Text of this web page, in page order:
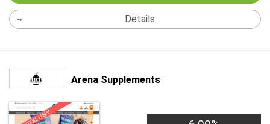
Details
Arena Supplements
EXKLUSIV